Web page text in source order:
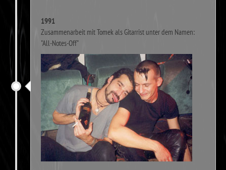
1991
Zusammenarbeit mit Tomek als Gitarrist unter dem Namen:
"All-Notes-Off"